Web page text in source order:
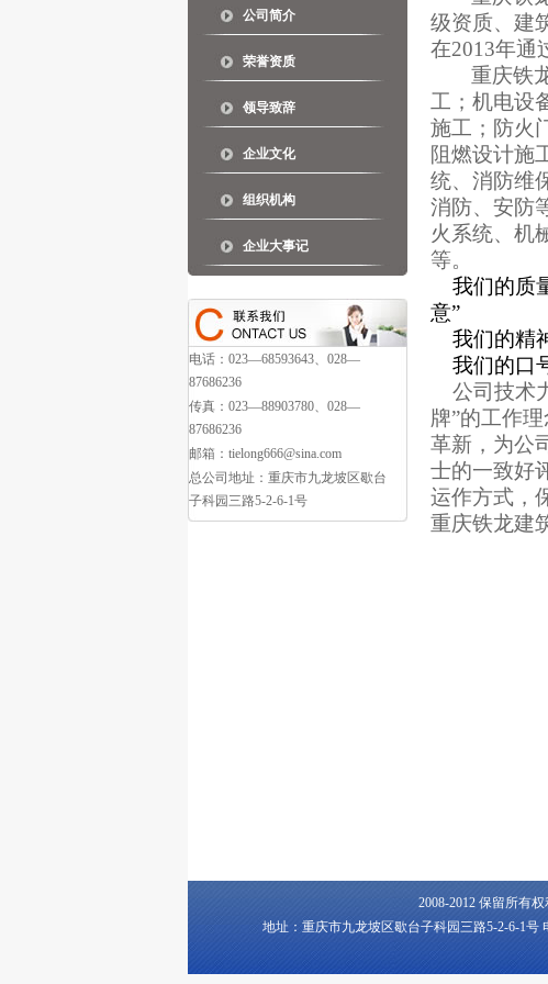
公司简介
荣誉资质
领导致辞
企业文化
组织机构
企业大事记
电话：023—68593643、028—
87686236
传真：023—88903780、028—
87686236
邮箱：tielong666@sina.com
总公司地址：重庆市九龙坡区歇台
子科园三路5-2-6-1号
级资质、建
在2013年通
重庆铁
工；机电设
施工；防火
阻燃设计施
统、消防维
消防、安防
火系统、机
等。
我们的质
意”
我们的精
我们的口
公司技术
牌”的工作
革新，为公
士的一致好
运作方式，
重庆铁龙建
2008-2012 保留所有
地址：重庆市九龙坡区歇台子科园三路5-2-6-1号